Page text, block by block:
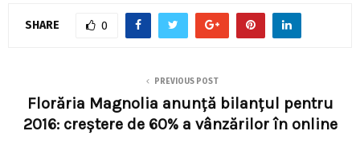
SHARE 0
PREVIOUS POST
Florăria Magnolia anunță bilanțul pentru
2016: creștere de 60% a vânzărilor în online